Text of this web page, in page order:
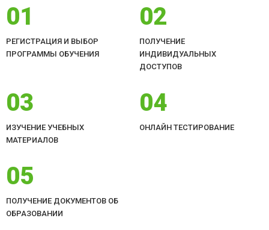
01
РЕГИСТРАЦИЯ И ВЫБОР
ПРОГРАММЫ ОБУЧЕНИЯ
02
ПОЛУЧЕНИЕ
ИНДИВИДУАЛЬНЫХ
ДОСТУПОВ
03
ИЗУЧЕНИЕ УЧЕБНЫХ
МАТЕРИАЛОВ
04
ОНЛАЙН ТЕСТИРОВАНИЕ
05
ПОЛУЧЕНИЕ ДОКУМЕНТОВ ОБ
ОБРАЗОВАНИИ